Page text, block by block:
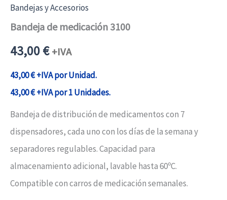
Bandejas y Accesorios
Bandeja de medicación 3100
43,00€ +IVA
43,00€+IVA por Unidad.
43,00€+IVA por 1 Unidades.
Bandeja de distribución de medicamentos con 7
dispensadores, cada uno con los días de la semana y
separadores regulables. Capacidad para
almacenamiento adicional, lavable hasta 60ºC.
Compatible con carros de medicación semanales.